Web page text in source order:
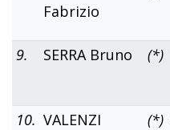
Fabrizio
9. SERRA Bruno (*)
10. VALENZI
(*)